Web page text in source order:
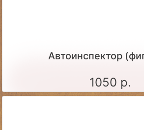
Автоинспектор
1050 р.